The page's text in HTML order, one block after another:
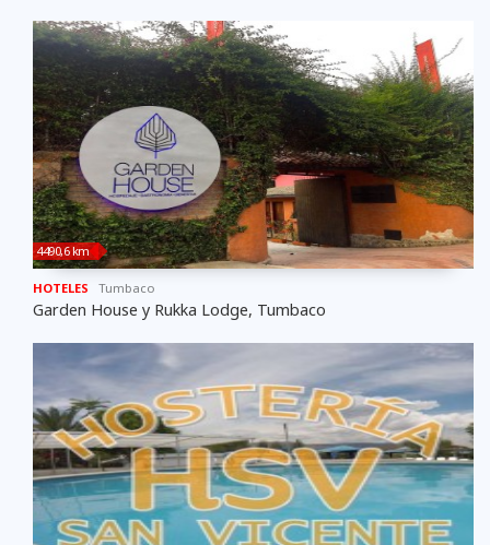
4490,6 km
HOTELES Tumbaco
Garden House y Rukka Lodge, Tumbaco